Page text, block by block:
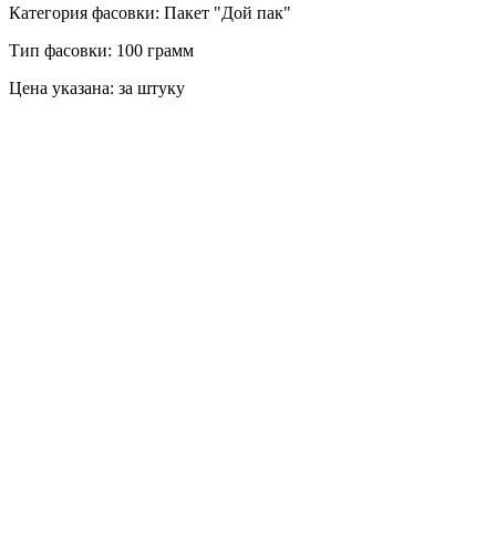
Категория фасовки: Пакет "Дой пак"
Тип фасовки: 100 грамм
Цена указана: за штуку